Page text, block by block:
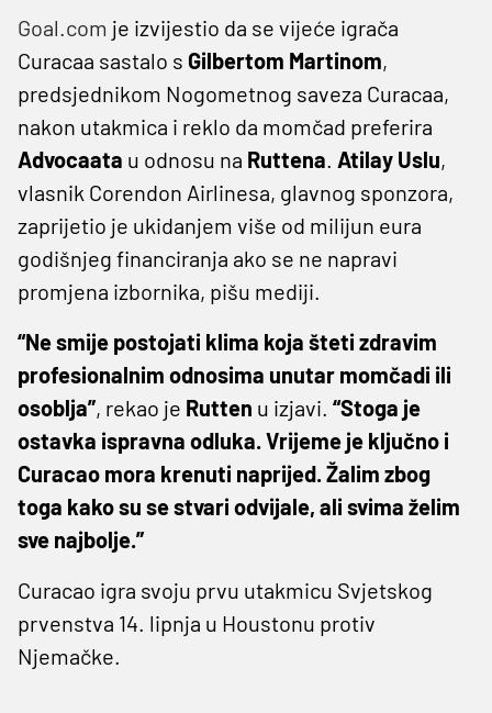
Goal.com je izvijestio da se vijeće igrača
Curacaa sastalo s Gilbertom Martinom,
predsjednikom Nogometnog saveza Curacaa,
nakon utakmica i reklo da momčad preferira
Advocaata u odnosu na Ruttena. Atilay Uslu,
vlasnik Corendon Airlinesa, glavnog sponzora,
zaprijetio je ukidanjem više od milijun eura
godišnjeg financiranja ako se ne napravi
promjena izbornika, pišu mediji.
“Ne smije postojati klima koja šteti zdravim
profesionalnim odnosima unutar momčadi ili
osoblja”, rekao je Rutten u izjavi. “Stoga je
ostavka ispravna odluka. Vrijeme je ključno i
Curacao mora krenuti naprijed. Žalim zbog
toga kako su se stvari odvijale, ali svima želim
sve najbolje.”
Curacao igra svoju prvu utakmicu Svjetskog
prvenstva 14. lipnja u Houstonu protiv
Njemačke.